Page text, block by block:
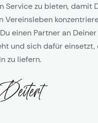
Service zu bieten, damit
Vereinsleben
einen Partner an
und sich dafür einsetzt,
zu liefern.